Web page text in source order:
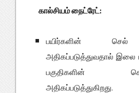
கால்சியம் நைட்ரேட்:
பயிர்களின் செல்
அதிகப்படுத்துவதால் இலை
பகுதிகளின்
அதிகப்படுத்துகிறது.